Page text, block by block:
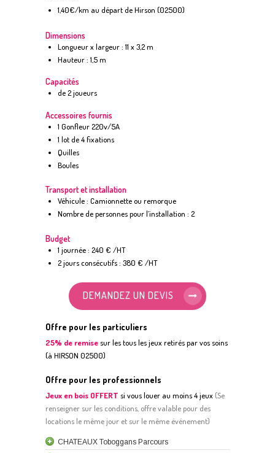
1,40€/km au départ de Hirson (02500)
Dimensions
Longueur x largeur : 11 x 3,2 m
Hauteur : 1,5 m
Capacités
de 2 joueurs
Accessoires fournis
1 Gonfleur 220v/5A
1 lot de 4 fixations
Quilles
Boules
Transport et installation
Véhicule : Camionnette ou remorque
Nombre de personnes pour l’installation : 2
Budget
1 journée : 240 € /HT
2 jours consécutifs : 380 € /HT
DEMANDEZ UN DEVIS
Offre pour les particuliers
25% de remise sur les tous les jeux retirés par vos soins
(à HIRSON 02500)
Offre pour les professionnels
Jeux en bois OFFERT si vous louer au moins 4 jeux (Se
renseigner sur les conditions, offre valable pour des
locations le même jour et sur le même événement)
CHATEAUX Toboggans Parcours